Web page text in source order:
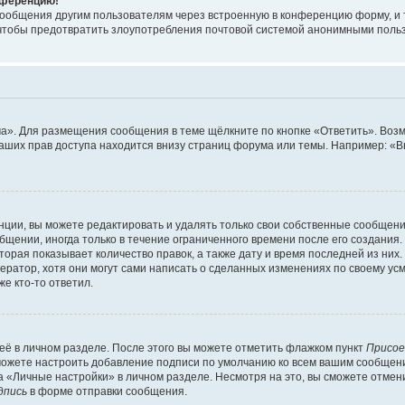
другим пользователям через встроенную в конференцию форму, и
предотвратить злоупотребления почтовой системой анонимными
Для размещения сообщения в теме щёлкните по кнопке «Ответить».
прав доступа находится внизу страниц форума или темы. Например:
вы можете редактировать и удалять только свои собственные
иногда только в течение ограниченного времени после его
показывает количество правок, а также дату и время последней из
хотя они могут сами написать о сделанных изменениях по своему
кто-то ответил.
в личном разделе. После этого вы можете отметить флажком пункт
настроить добавление подписи по умолчанию ко всем вашим
настройки» в личном разделе. Несмотря на это, вы сможете
в форме отправки сообщения.